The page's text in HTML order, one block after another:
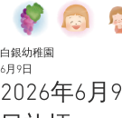
2026年6
白銀幼稚園
6月9日